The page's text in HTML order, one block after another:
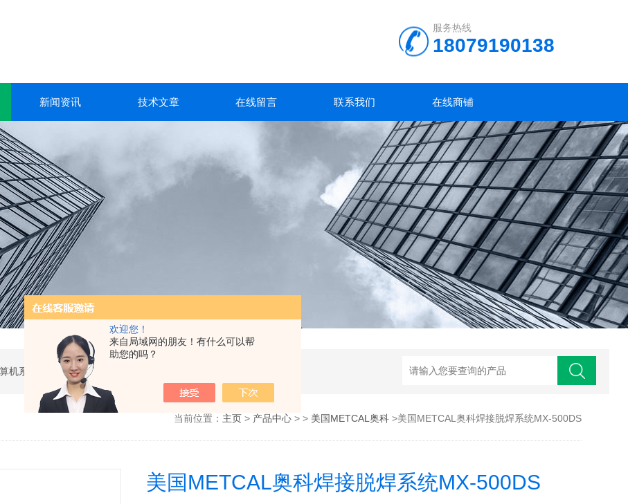
欢迎您！
来自局域网的朋友！有什么可以帮
助您的吗？
服务热线
18079190138
新闻资讯 技术文章 在线留言 联系我们 在线商铺
当前位置： 主页> 产品中心> > 美国METCAL奥科>美国METCAL奥科焊接脱焊系统MX-500DS
美国METCAL奥科焊接脱焊系统MX-500DS